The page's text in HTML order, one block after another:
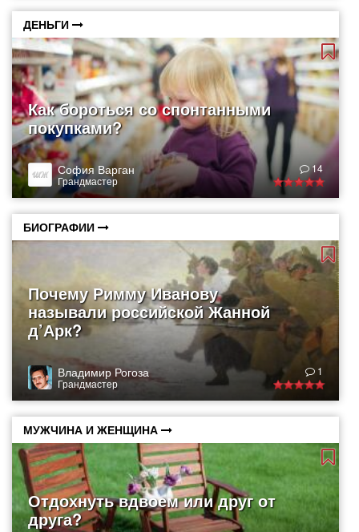
ДЕНЬГИ
Как бороться со спонтанными
покупками?
София Варган
Грандмастер
14
БИОГРАФИИ
Почему Римму Иванову
называли российской Жанной
д’Арк?
Владимир Рогоза
Грандмастер
1
МУЖЧИНА И ЖЕНЩИНА
Отдохнуть вдвоем или друг от
друга?